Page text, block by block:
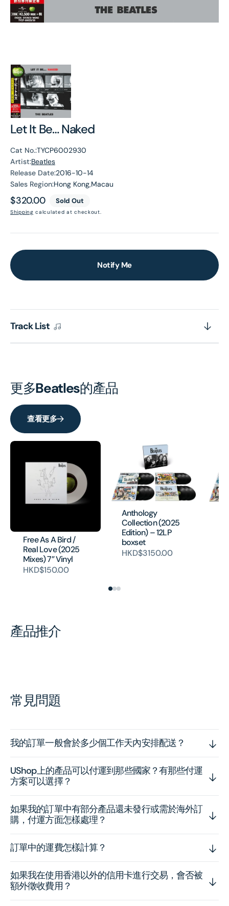
Let It Be… Naked
Cat No.:TYCP6002930
Artist:Beatles
Release Date:2016-10-14
Sales Region:Hong Kong,Macau
Regular
price
$320.00 Sold Out
Shipping calculated at checkout.
Notify Me
Track List
更多Beatles的產品
查看更多
Free As A Bird /
Real Love (2025
Mixes) 7” Vinyl
HKD$150.00
Anthology
Collection (2025
Edition) – 12LP
boxset
HKD$3150.00
產品推介
常見問題
我的訂單一般會於多少個工作天內安排配送？
UShop上的產品可以付運到那些國家？有那些付運
方案可以選擇？
如果我的訂單中有部分產品還未發行或需於海外訂
購，付運方面怎樣處理？
訂單中的運費怎樣計算？
如果我在使用香港以外的信用卡進行交易，會否被
額外徵收費用？